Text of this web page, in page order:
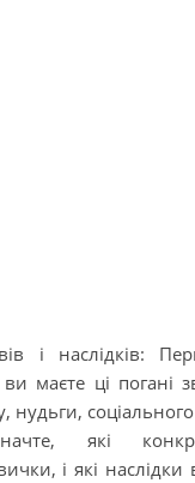
і наслідків:
маєте ці погані
нудьги,
які
і які